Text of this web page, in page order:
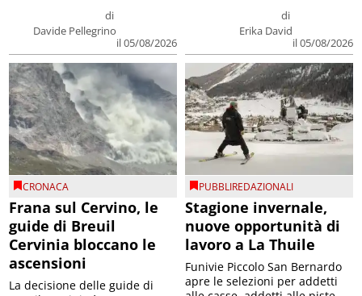
di
Davide Pellegrino
il 05/08/2026
di
Erika David
il 05/08/2026
CRONACA
Frana sul Cervino, le
guide di Breuil
Cervinia bloccano le
ascensioni
La decisione delle guide di
PUBBLIREDAZIONALI
Stagione invernale,
nuove opportunità di
lavoro a La Thuile
Funivie Piccolo San Bernardo
apre le selezioni per addetti